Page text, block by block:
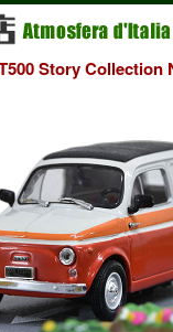
Story Collection